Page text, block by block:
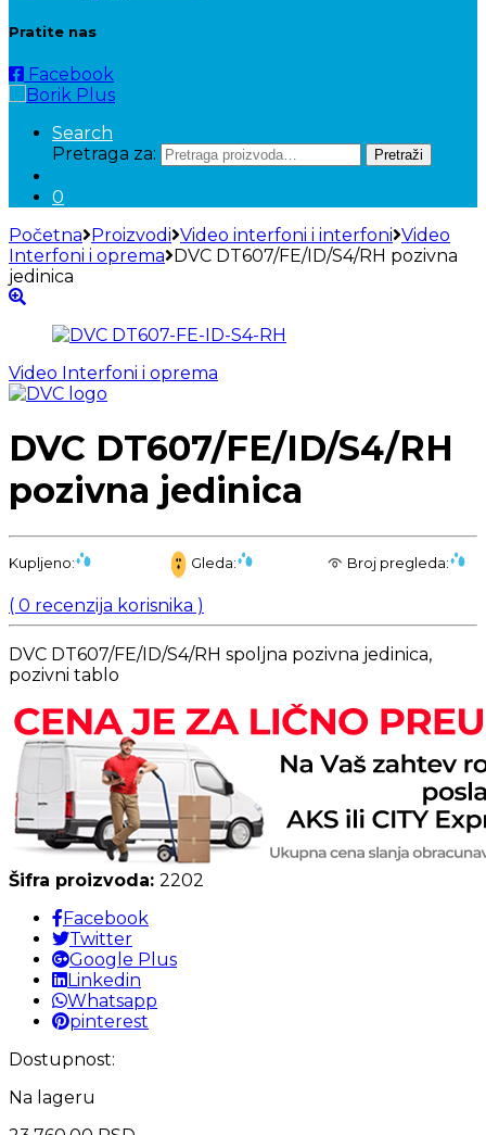
Pratite nas
Facebook
Search
Pretraga za:
Pretraži
0
Početna Proizvodi Video interfoni i interfoni Video
Interfoni i oprema DVC DT607/FE/ID/S4/RH pozivna
jedinica
Video Interfoni i oprema
DVC DT607/FE/ID/S4/RH
pozivna jedinica
Kupljeno: Gleda: Broj pregleda:
( 0 recenzija korisnika )
DVC DT607/FE/ID/S4/RH spoljna pozivna jedinica,
pozivni tablo
Šifra proizvoda: 2202
Facebook
Twitter
Google Plus
Linkedin
Whatsapp
pinterest
Dostupnost:
Na lageru